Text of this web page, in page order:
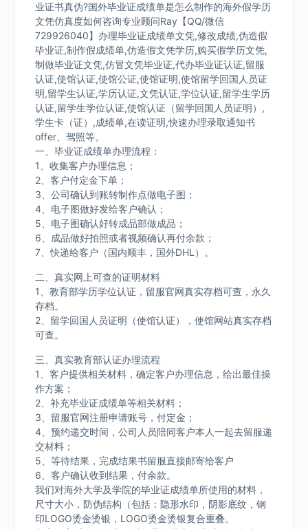
业证书真伪?国外毕业证成绩单是怎么制作的海外假学历
文凭仿真度如何咨询专业顾问Ray【QQ/微信
729926040】办理毕业证成绩单文凭,修改成绩,伪造假
毕业证,制作假成绩单,仿造假文凭学历,购买假学历文凭,
制做毕业证文凭,仿冒文凭毕业证,代办毕业证认证,留服
认证,使馆认证,使馆公证,使馆证明,使馆留学回国人员证
明,留学生认证,学历认证,文凭认证,学位认证,留学生学历
认证,留学生学位认证,使馆认证（留学回国人员证明）,
学生卡（证）,成绩单,在读证明,快速办理录取通知书
offer、驾照等。
一、毕业证成绩单办理流程：
1、收集客户办理信息；
2、客户付定金下单；
3、公司确认到账转制作点做电子图；
4、电子图做好发给客户确认；
5、电子图确认好转成品部做成品；
6、成品做好拍照或者视频确认再付余款；
7、快递给客户（国内顺丰，国外DHL）。
二、真实网上可查的证明材料
1、教育部学历学位认证，留服官网真实存档可查，永久
存档。
2、留学回国人员证明（使馆认证），使馆网站真实存档
可查。
三、真实教育部认证办理流程
1、客户提供相关材料，确定客户办理信息，给出最佳操
作方案；
2、补充毕业证成绩单等相关材料；
3、留服官网注册申请账号，付定金；
4、预约递交时间，公司人员陪同客户本人一起去留服递
交材料；
5、等待结果，完成结果书留服直接邮寄给客户
6、客户确认收到结果，付余款。
我们对海外大学及学院的毕业证成绩单所使用的材料，
尺寸大小，防伪结构（包括：隐形水印，阴影底纹，钢
印LOGO烫金烫银，LOGO烫金烫银复合重叠。